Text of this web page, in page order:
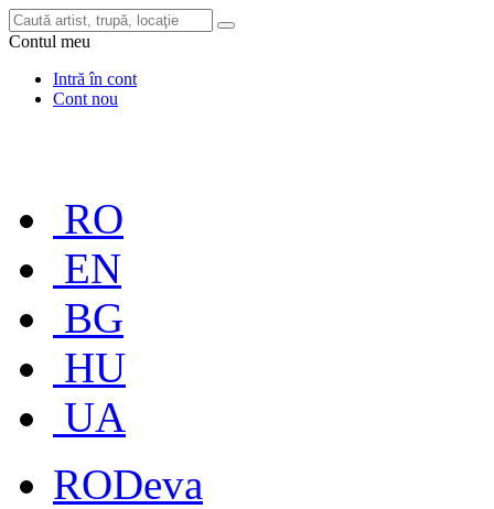
Contul meu
Intră în cont
Cont nou
RO
EN
BG
HU
UA
RODeva